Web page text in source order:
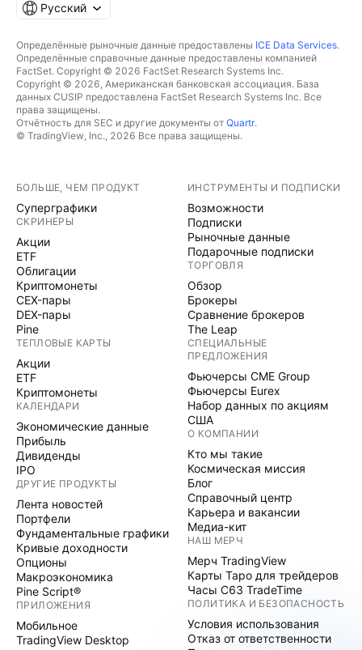
Русский
Определённые рыночные данные предоставлены ICE Data Services.
Определённые справочные данные предоставлены компанией
FactSet. Copyright © 2026 FactSet Research Systems Inc.
Copyright © 2026, Американская банковская ассоциация. База
данных CUSIP предоставлена FactSet Research Systems Inc. Все
права защищены.
Отчётность для SEC и другие документы от Quartr.
© TradingView, Inc., 2026 Все права защищены.
БОЛЬШЕ, ЧЕМ ПРОДУКТ
Суперграфики
СКРИНЕРЫ
Акции
ETF
Облигации
Криптомонеты
CEX-пары
DEX-пары
Pine
ТЕПЛОВЫЕ КАРТЫ
Акции
ETF
Криптомонеты
КАЛЕНДАРИ
Экономические данные
Прибыль
Дивиденды
IPO
ДРУГИЕ ПРОДУКТЫ
Лента новостей
Портфели
Фундаментальные графики
Кривые доходности
Опционы
Макроэкономика
Pine Script®
ПРИЛОЖЕНИЯ
Мобильное
TradingView Desktop
ИНСТРУМЕНТЫ И ПОДПИСКИ
Возможности
Подписки
Рыночные данные
Подарочные подписки
ТОРГОВЛЯ
Обзор
Брокеры
Сравнение брокеров
The Leap
СПЕЦИАЛЬНЫЕ
ПРЕДЛОЖЕНИЯ
Фьючерсы CME Group
Фьючерсы Eurex
Набор данных по акциям
США
О КОМПАНИИ
Кто мы такие
Космическая миссия
Блог
Справочный центр
Карьера и вакансии
Медиа-кит
НАШ МЕРЧ
Мерч TradingView
Карты Таро для трейдеров
Часы C63 TradeTime
ПОЛИТИКА И БЕЗОПАСНОСТЬ
Условия использования
Отказ от ответственности